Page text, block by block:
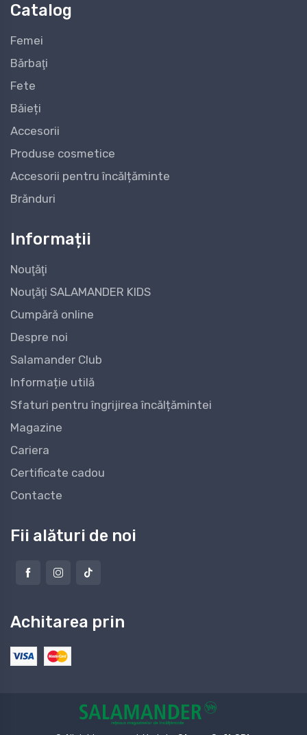
Catalog
Femei
Bărbaţi
Fete
Băieți
Accesorii
Produse cosmetice
Accesorii pentru încălțăminte
Brănduri
Informații
Nouţăţi
Nouţăţi SALAMANDER KIDS
Cumpără online
Despre noi
Salamander Club
Informație utilă
Sfaturi pentru îngrijirea încălțămintei
Magazine
Cariera
Certificate cadou
Contacte
Fii alături de noi
Achitarea prin